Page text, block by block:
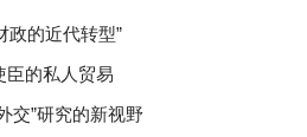
政的近代转型”
臣的私人贸易
交”研究的新视野